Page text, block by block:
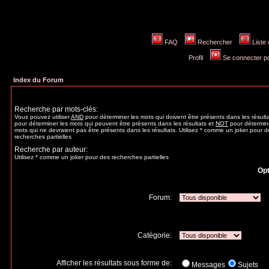
FAQ Rechercher Liste
Profil Se connecter
Index du Forum
Recherche par mots-clés:
Vous pouvez utiliserAND pour déterminer les mots qui doivent être présents dans les
pour déterminer les mots qui peuvent être présents dans les résultats et NOT pour
mots qui ne devraient pas être présents dans les résultats. Utilisez * comme un joker pour
recherches partielles
Recherche par auteur:
Utilisez * comme un joker pour des recherches partielles
Forum:
Catégorie:
Afficher les résultats sous forme de: Messages Sujets